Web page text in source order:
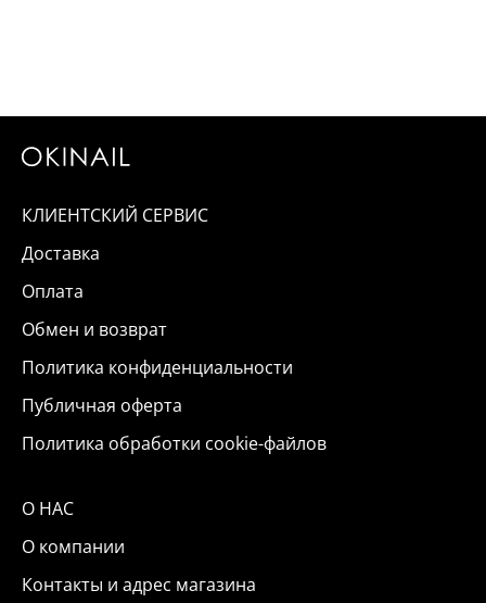
КЛИЕНТСКИЙ СЕРВИС
Доставка
Оплата
Обмен и возврат
Политика конфиденциальности
Публичная оферта
Политика обработки cookie-файлов
О НАС
О компании
Контакты и адрес магазина